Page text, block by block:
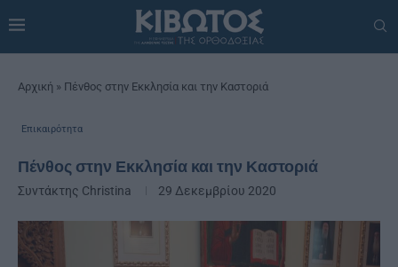
Αρχική » Πένθος στην Εκκλησία και την Καστοριά
Επικαιρότητα
Πένθος στην Εκκλησία και την Καστοριά
Συντάκτης Christina 29 Δεκεμβρίου 2020